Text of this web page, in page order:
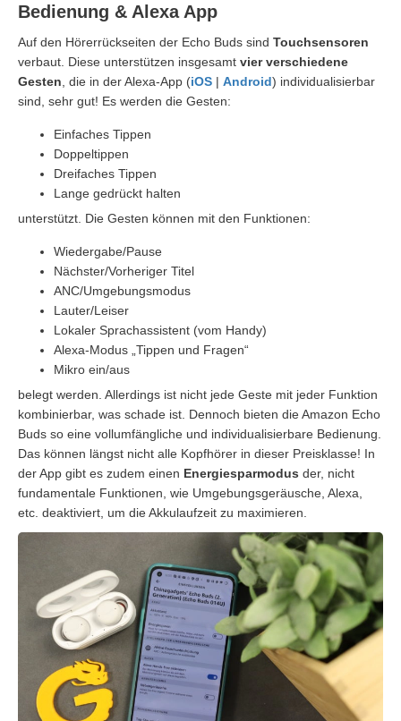
Bedienung & Alexa App
Auf den Hörerrückseiten der Echo Buds sind Touchsensoren
verbaut. Diese unterstützen insgesamt vier verschiedene
Gesten , die in der Alexa-App (iOS | Android) individualisierbar
sind, sehr gut! Es werden die Gesten:
Einfaches Tippen
Doppeltippen
Dreifaches Tippen
Lange gedrückt halten
unterstützt. Die Gesten können mit den Funktionen:
Wiedergabe/Pause
Nächster/Vorheriger Titel
ANC/Umgebungsmodus
Lauter/Leiser
Lokaler Sprachassistent (vom Handy)
Alexa-Modus „Tippen und Fragen“
Mikro ein/aus
belegt werden. Allerdings ist nicht jede Geste mit jeder Funktion
kombinierbar, was schade ist. Dennoch bieten die Amazon Echo
Buds so eine vollumfängliche und individualisierbare Bedienung.
Das können längst nicht alle Kopfhörer in dieser Preisklasse! In
der App gibt es zudem einen Energiesparmodus der, nicht
fundamentale Funktionen, wie Umgebungsgeräusche, Alexa,
etc. deaktiviert, um die Akkulaufzeit zu maximieren.